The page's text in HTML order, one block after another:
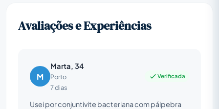
Avaliações e Experiências
M
Marta, 34
Porto
7 dias
Verificada
Usei por conjuntivite bacteriana com pálpebra